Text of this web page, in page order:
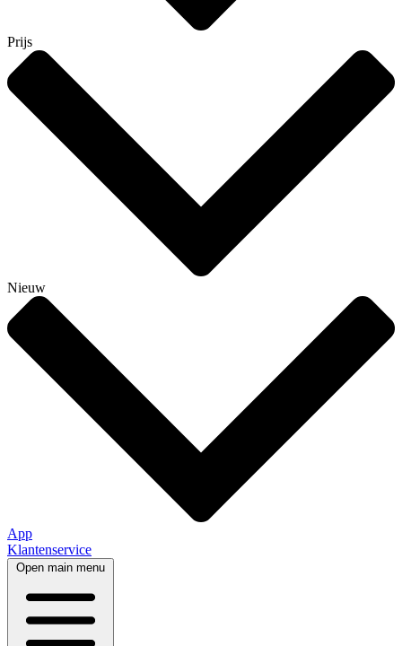
Prijs
Nieuw
App
Klantenservice
Open main menu